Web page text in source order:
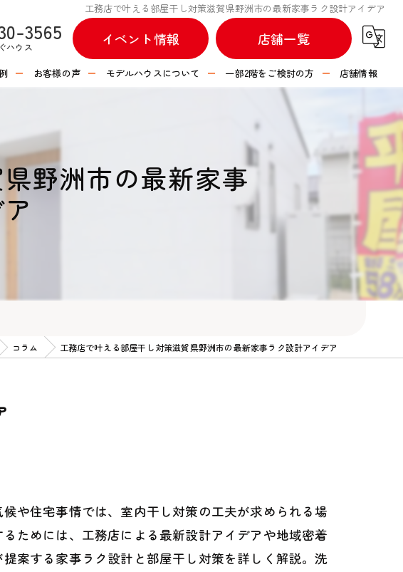
工務店で叶える部屋干し対策滋賀県野洲市の最新家事ラク設計アイデア
3565
ハウス イベント情報 店舗一覧
お客様の声 モデルハウスについて 一部2階をご検討の方 店舗情報
つなぐハウス 彦根店
つなぐハウス 長浜店
つなぐハウス 水口店
野洲市の最新家事
コラム 工務店で叶える部屋干し対策滋賀県野洲市の最新家事ラク設計アイデア
や住宅事情では、室内干し対策の工夫が求められる場
ためには、工務店による最新設計アイデアや地域密着
案する家事ラク設計と部屋干し対策を詳しく解説。洗